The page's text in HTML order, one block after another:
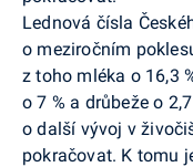
Lednová čísla
o meziročním
z toho mléka o 16,3
o 7 % a drůbeže o
o další vývoj v
pokračovat. K tomu